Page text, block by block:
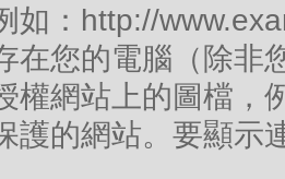
如：http://
在您的電腦（除非
權網站上的圖檔，
護的網站。要顯示